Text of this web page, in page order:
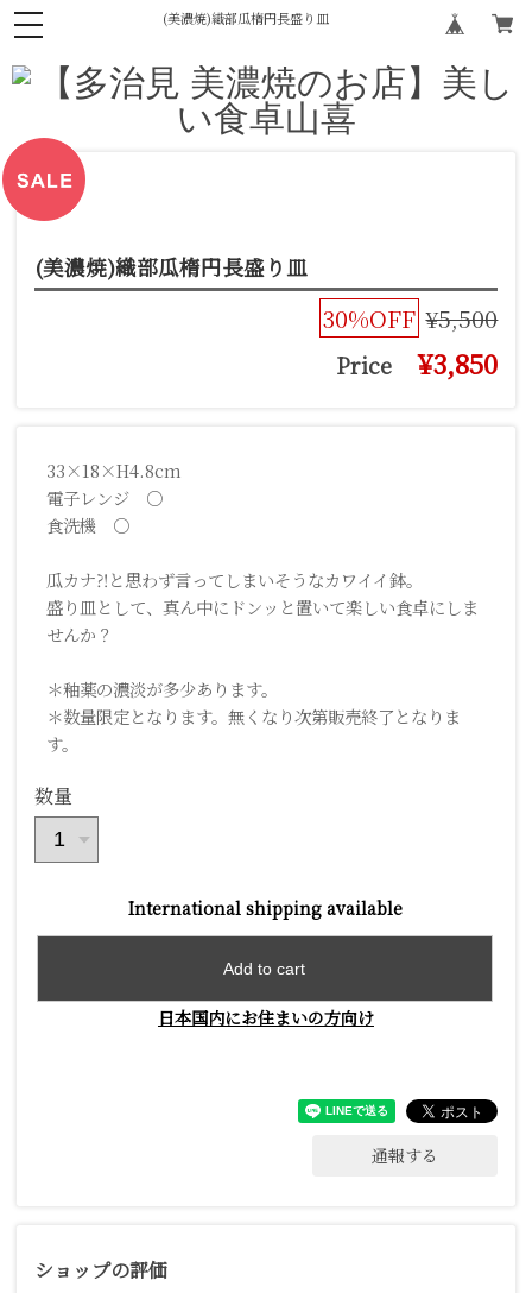
(美濃焼)織部瓜楕円長盛り皿
(美濃焼)織部瓜楕円長盛り皿
30%OFF ¥5,500
Price ¥3,850
33×18×H4.8cm
電子レンジ ○
食洗機 ○
瓜カナ⁈と思わず言ってしまいそうなカワイイ鉢。
盛り皿として、真ん中にドンッと置いて楽しい食卓にしま
せんか？
＊釉薬の濃淡が多少あります。
＊数量限定となります。無くなり次第販売終了となりま
す。
数量
International shipping available
Add to cart
日本国内にお住まいの方向け
通報する
ショップの評価